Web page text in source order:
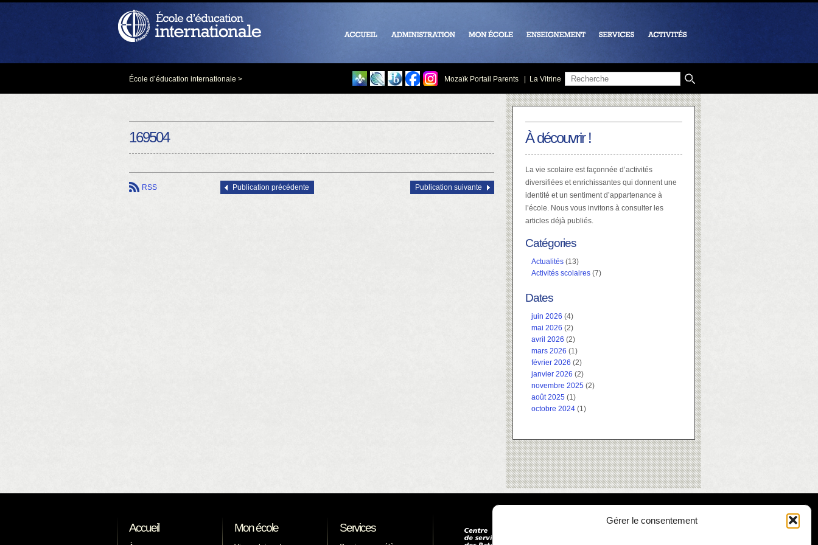
Gérer le consentement
École d’éducation internationale > Mozaïk Portail Parents La Vitrine
169504
RSS Publication précédente Publication suivante
À découvrir !
La vie scolaire est façonnée d’activités
diversifiées et enrichissantes qui donnent une
identité et un sentiment d’appartenance à
l’école. Nous vous invitons à consulter les
articles déjà publiés.
Catégories
Actualités (13)
Activités scolaires (7)
Dates
juin 2026 (4)
mai 2026 (2)
avril 2026 (2)
mars 2026 (1)
février 2026 (2)
janvier 2026 (2)
novembre 2025 (2)
août 2025 (1)
octobre 2024 (1)
Accueil Mon école Services